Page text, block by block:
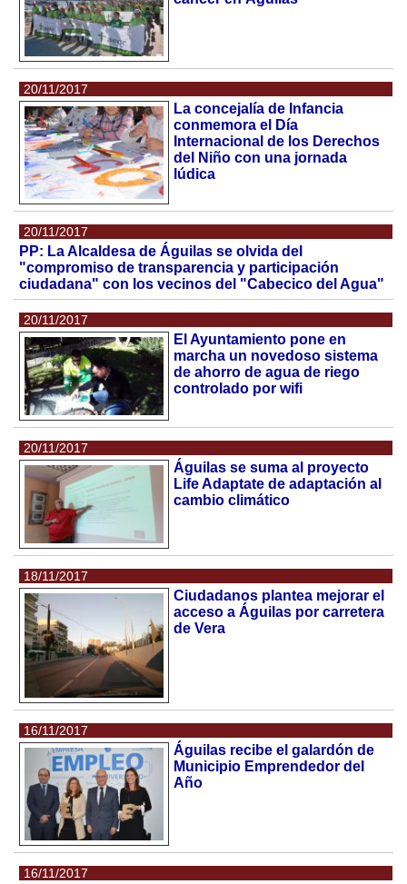
20/11/2017
La concejalía de Infancia
conmemora el Día
Internacional de los Derechos
del Niño con una jornada
lúdica
20/11/2017
PP: La Alcaldesa de Águilas se olvida del
"compromiso de transparencia y participación
ciudadana" con los vecinos del "Cabecico del Agua"
20/11/2017
El Ayuntamiento pone en
marcha un novedoso sistema
de ahorro de agua de riego
controlado por wifi
20/11/2017
Águilas se suma al proyecto
Life Adaptate de adaptación al
cambio climático
18/11/2017
Ciudadanos plantea mejorar el
acceso a Águilas por carretera
de Vera
16/11/2017
Águilas recibe el galardón de
Municipio Emprendedor del
Año
16/11/2017